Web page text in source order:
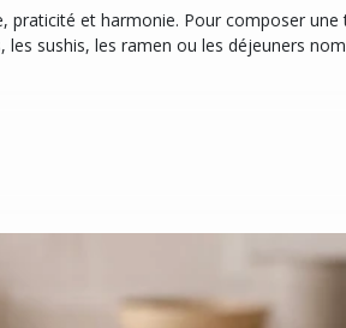
praticité et harmonie. Pour composer
sushis, les ramen ou les déjeuners